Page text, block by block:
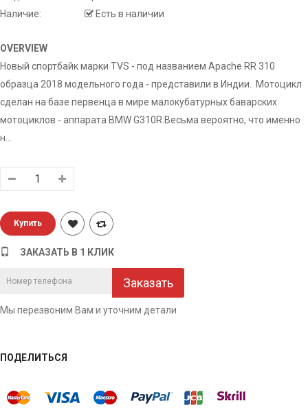
Наличие:
Есть в наличии
OVERVIEW
Новый спортбайк марки TVS - под названием Apache RR 310
образца 2018 модельного года - представили в Индии. Мотоцикл
сделан на базе первенца в мире малокубатурных баварских
мотоциклов - аппарата BMW G310R.Весьма вероятно, что именно
н...
ЗАКАЗАТЬ В 1 КЛИК
Заказать
Мы перезвоним Вам и уточним детали
ПОДЕЛИТЬСЯ